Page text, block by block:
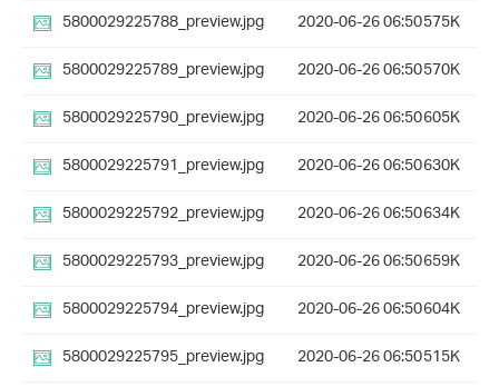
5800029225788_preview.jpg
2020-06-26 06:50575K
5800029225789_preview.jpg
2020-06-26 06:50570K
5800029225790_preview.jpg
2020-06-26 06:50605K
5800029225791_preview.jpg
2020-06-26 06:50630K
5800029225792_preview.jpg
2020-06-26 06:50634K
5800029225793_preview.jpg
2020-06-26 06:50659K
5800029225794_preview.jpg
2020-06-26 06:50604K
5800029225795_preview.jpg
2020-06-26 06:50515K